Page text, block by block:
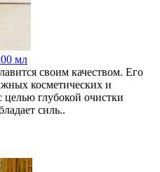
мл
своим качеством. Его
косметических и
целью глубокой очистки
силь..